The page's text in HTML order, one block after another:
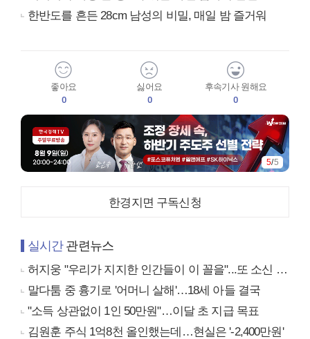
한반도를 흔든 28cm 남성의 비밀, 매일 밤 즐거워
좋아요
0
싫어요
0
후속기사 원해요
0
5/5
한경지면 구독신청
실시간관련뉴스
허지웅 "우리가 지지한 인간들이 이 꼴을"...또 소신 발언
말다툼 중 흉기로 '어머니 살해'…18세 아들 결국
"소득 상관없이 1인 50만원"…이달 초 지급 목표
김원훈 주식 1억8천 올인했는데…현실은 '-2,400만원'